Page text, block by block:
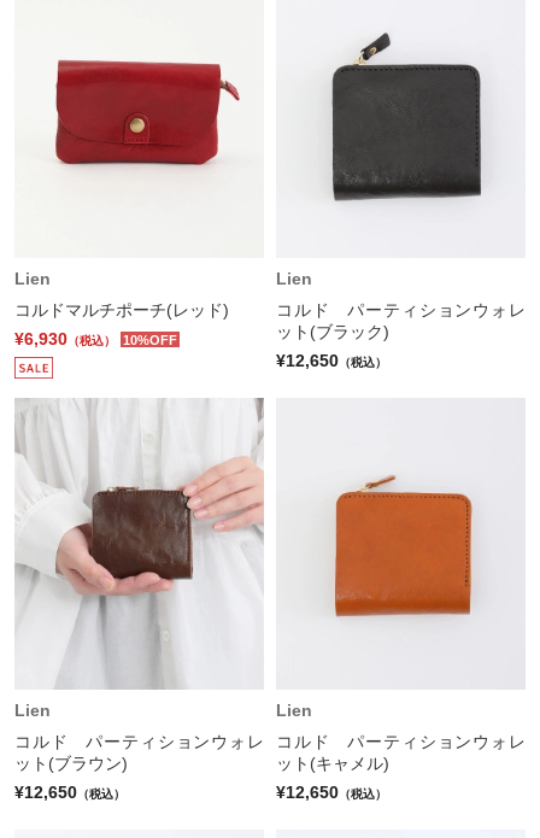
Lien
コルドマルチポーチ(レッド)
¥6,930 （税込） 10%OFF
Lien
コルド パーティションウォレ
ット(ブラック)
¥12,650 （税込）
Lien
コルド パーティションウォレ
ット(ブラウン)
¥12,650 （税込）
Lien
コルド パーティションウォレ
ット(キャメル)
¥12,650 （税込）